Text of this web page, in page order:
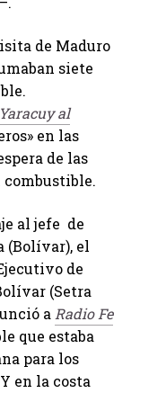
de Maduro
siete
Yaracuy al
en las
de las
al jefe de
(Bolívar), el
de
(Setra
a Radio Fe
que estaba
para los
en la costa